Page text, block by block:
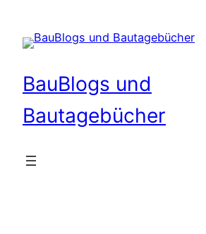
Inhalt
springen
BauBlogs und
Bautagebücher